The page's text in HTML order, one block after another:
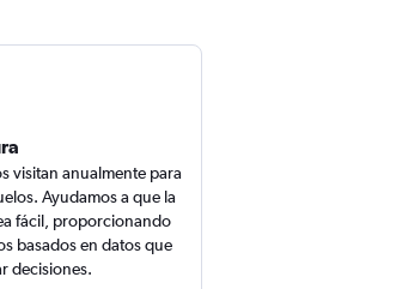
visitan anualmente para
Ayudamos a que la
fácil, proporcionando
basados en datos que
decisiones.